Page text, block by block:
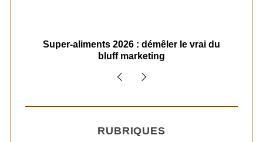
Super-aliments 2026 : démêler le vrai du
bluff marketing
RUBRIQUES